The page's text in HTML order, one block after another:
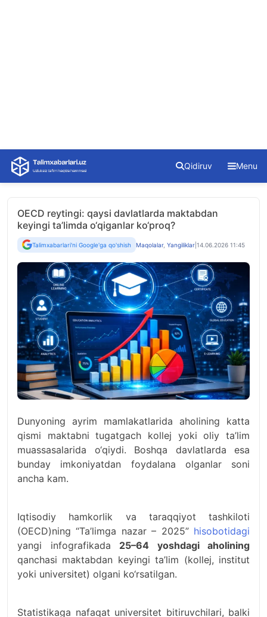
Skip
content
Qidiruv Menu
OECD reytingi: qaysi davlatlarda maktabdan
keyingi ta’limda o‘qiganlar ko‘proq?
Talimxabarlari'ni Google'ga qo'shish Maqolalar, Yangiliklar 14.06.2026 11:45
Dunyoning ayrim mamlakatlarida aholining katta
qismi maktabni tugatgach kollej yoki oliy ta’lim
muassasalarida o‘qiydi. Boshqa davlatlarda esa
bunday imkoniyatdan foydalana olganlar soni
ancha kam.
Iqtisodiy hamkorlik va taraqqiyot tashkiloti
(OECD)ning “Ta’limga nazar – 2025” hisobotidagi
yangi infografikada 25–64 yoshdagi aholining
qanchasi maktabdan keyingi ta’lim (kollej, institut
yoki universitet) olgani ko‘rsatilgan.
Statistikaga nafaqat universitet bitiruvchilari, balki